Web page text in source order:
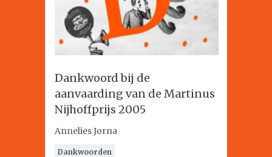
Dankwoord bij de
aanvaarding van de Martinus
Nijhoffprijs 2005
Annelies Jorna
Dankwoorden